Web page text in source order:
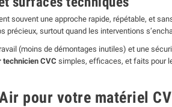
souvent une approche rapide, répétable, et
précieux, surtout quand les interventions
(moins de démontages inutiles) et une
technicien CVC simples, efficaces, et faits pour
pour votre matériel